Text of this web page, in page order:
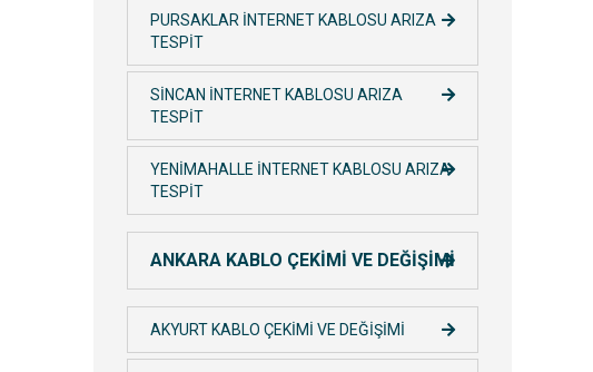
PURSAKLAR İNTERNET KABLOSU ARIZA
TESPİT
SİNCAN İNTERNET KABLOSU ARIZA
TESPİT
YENİMAHALLE İNTERNET KABLOSU ARIZA
TESPİT
ANKARA KABLO ÇEKİMİ VE DEĞİŞİMİ
AKYURT KABLO ÇEKİMİ VE DEĞİŞİMİ